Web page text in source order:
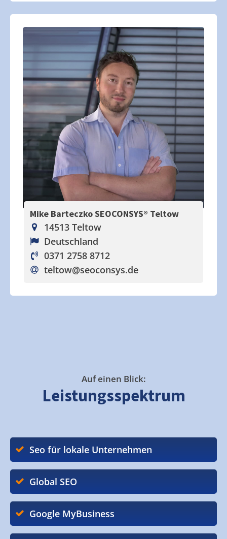
Mike Barteczko SEOCONSYS® Teltow
14513 Teltow
Deutschland
0371 2758 8712
teltow@seoconsys.de
Auf einen Blick:
Leistungsspektrum
Seo für lokale Unternehmen
Global SEO
Google MyBusiness